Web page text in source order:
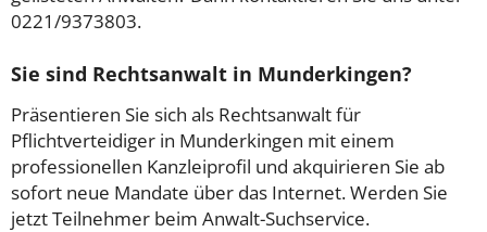
0221/9373803.
Sie sind Rechtsanwalt in Munderkingen?
Präsentieren Sie sich als Rechtsanwalt für
Pflichtverteidiger in Munderkingen mit einem
professionellen Kanzleiprofil und akquirieren Sie ab
sofort neue Mandate über das Internet. Werden Sie
jetzt Teilnehmer beim Anwalt-Suchservice.